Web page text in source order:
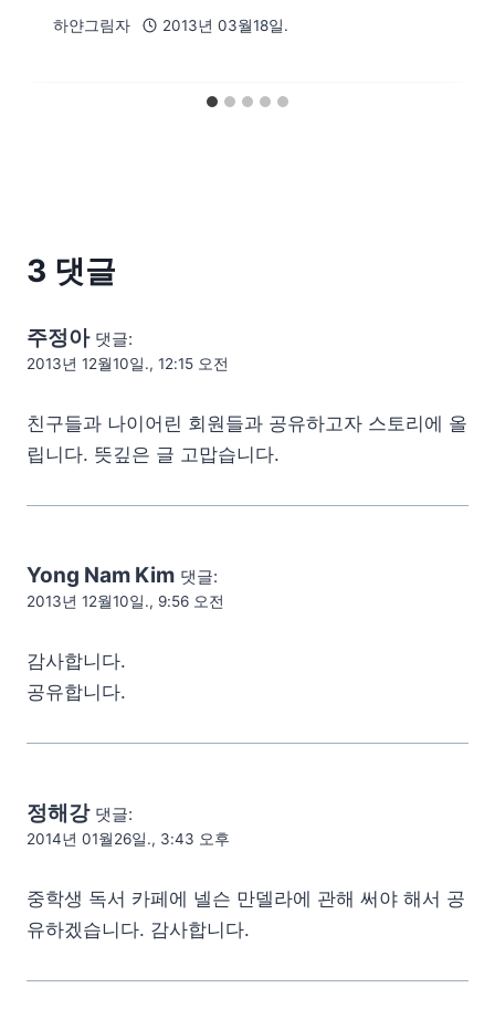
하얀그림자 2013년 03월18일.
3 댓글
주정아 댓글:
2013년 12월10일., 12:15 오전
친구들과 나이어린 회원들과 공유하고자 스토리에 올
립니다. 뜻깊은 글 고맙습니다.
Yong Nam Kim 댓글:
2013년 12월10일., 9:56 오전
감사합니다.
공유합니다.
정해강 댓글:
2014년 01월26일., 3:43 오후
중학생 독서 카페에 넬슨 만델라에 관해 써야 해서 공
유하겠습니다. 감사합니다.